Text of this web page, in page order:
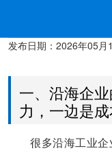
发布日期： 2026年05月
一、沿海企
力，一边是
很多沿海工业